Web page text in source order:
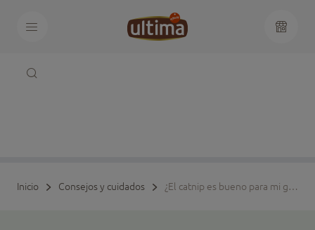
Inicio Consejos y cuidados ¿El catnip es bueno para mi gato?